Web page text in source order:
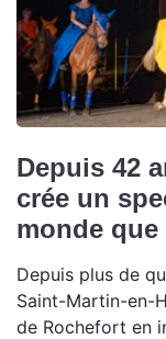
Depuis 42
crée un
monde
Depuis plus de
Saint-Martin-en-
de Rochefort en